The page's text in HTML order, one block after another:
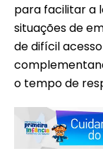
para facilitar a
situações de
de difícil
o tempo de